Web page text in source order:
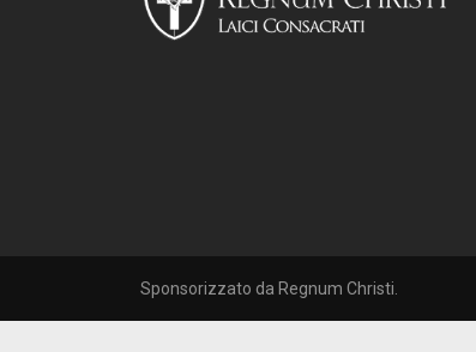
Sponsorizzato da Regnum Christi.